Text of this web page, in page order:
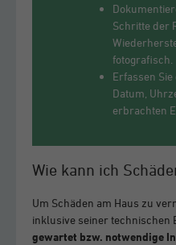
Schritte der
fotografisch.
Erfassen
Datum,
erbrachten
Wie kann ich
Um Schäden am Haus zu
inklusive seiner technischen
gewartet bzw. notwendige